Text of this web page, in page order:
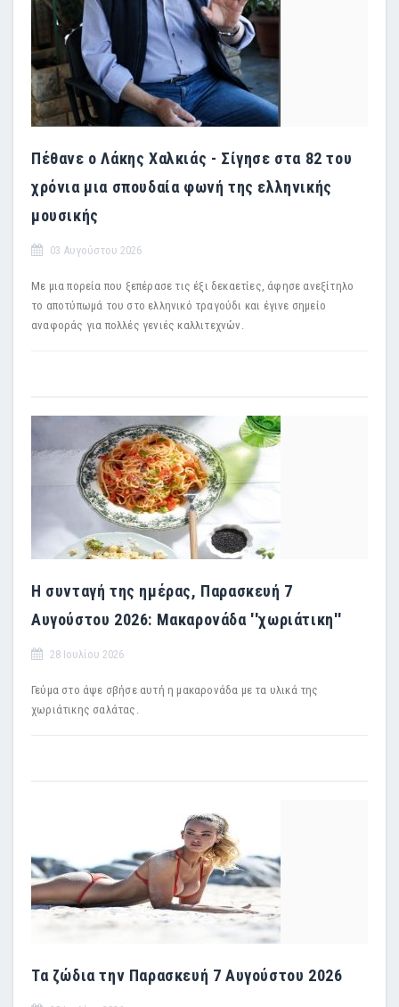
Πέθανε ο Λάκης Χαλκιάς - Σίγησε στα 82 του
χρόνια μια σπουδαία φωνή της ελληνικής
μουσικής
03 Αυγούστου 2026
Με μια πορεία που ξεπέρασε τις έξι δεκαετίες, άφησε ανεξίτηλο
το αποτύπωμά του στο ελληνικό τραγούδι και έγινε σημείο
αναφοράς για πολλές γενιές καλλιτεχνών.
Η συνταγή της ημέρας, Παρασκευή 7
Αυγούστου 2026: Μακαρονάδα ''χωριάτικη''
28 Ιουλίου 2026
Γεύμα στο άψε σβήσε αυτή η μακαρονάδα με τα υλικά της
χωριάτικης σαλάτας.
Τα ζώδια την Παρασκευή 7 Αυγούστου 2026